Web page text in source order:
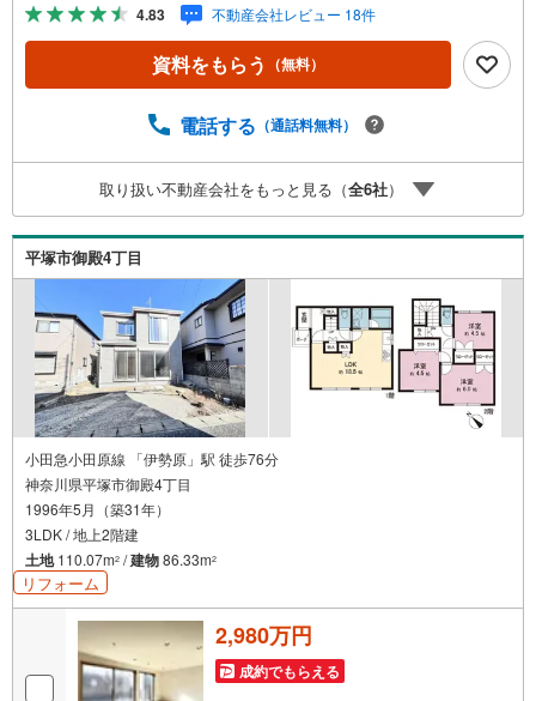
ますので、お気軽にご相談ください。
4.83 不動産会社レビュー 18件
資料をもらう （無料）
電話する （通話料無料）
取り扱い不動産会社をもっと見る（全6社）
平塚市御殿4丁目
小田急小田原線 「伊勢原」駅 徒歩76分
神奈川県平塚市御殿4丁目
1996年5月（築31年）
3LDK / 地上2階建
土地110.07m2 /建物86.33m2
リフォーム
2,980万円
成約でもらえる